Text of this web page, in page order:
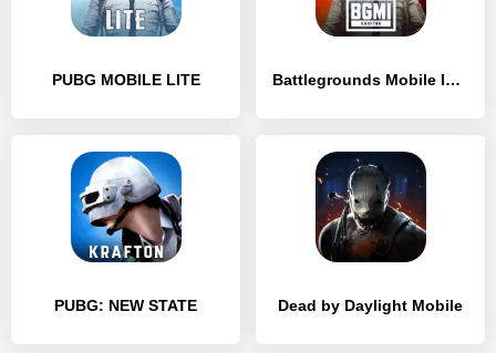
PUBG MOBILE LITE Battlegrounds Mobile India
PUBG: NEW STATE Dead by Daylight Mobile